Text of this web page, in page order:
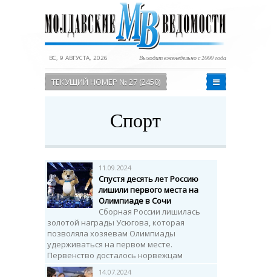
ВС, 9 АВГУСТА, 2026 Выходит еженедельно с 2000 года
ТЕКУЩИЙ НОМЕР № 27 (2450)
Спорт
11.09.2024
Спустя десять лет Россию
лишили первого места на
Олимпиаде в Сочи
Сборная России лишилась
золотой награды Усюгова, которая
позволяла хозяевам Олимпиады
удерживаться на первом месте.
Первенство досталось норвежцам
14.07.2024